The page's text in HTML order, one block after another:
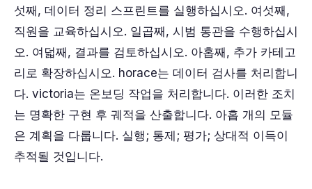
섯째, 데이터 정리 스프린트를 실행하십시오. 여섯째,
직원을 교육하십시오. 일곱째, 시범 통관을 수행하십시
오. 여덟째, 결과를 검토하십시오. 아홉째, 추가 카테고
리로 확장하십시오. horace는 데이터 검사를 처리합니
다. victoria는 온보딩 작업을 처리합니다. 이러한 조치
는 명확한 구현 후 궤적을 산출합니다. 아홉 개의 모듈
은 계획을 다룹니다. 실행; 통제; 평가; 상대적 이득이
추적될 것입니다.